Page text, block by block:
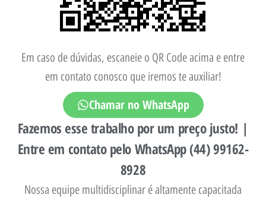
Em caso de dúvidas, escaneie o QR Code acima e entre
em contato conosco que iremos te auxiliar!
Chamar no WhatsApp
Fazemos esse trabalho por um preço justo! |
Entre em contato pelo WhatsApp (44) 99162-
8928
Nossa equipe multidisciplinar é altamente capacitada